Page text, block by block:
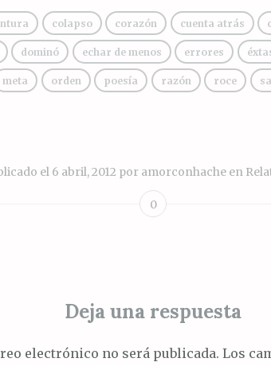
colapso corazón cuenta atrás
dominó echar de menos errores
meta orden poesía razón roce
el 6 abril, 2012 por amorconhache en
0
Deja una respuesta
electrónico no será publicada. Los